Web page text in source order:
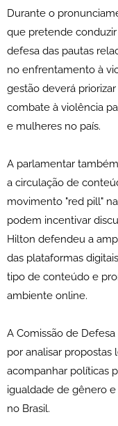
Durante o
que pretende
defesa das pautas
no enfrentamento à
gestão deverá
combate à violência
e mulheres no país.
A parlamentar
a circulação de
movimento "red pill"
podem incentivar
Hilton defendeu a
das plataformas
tipo de conteúdo e
ambiente online.
A Comissão de
por analisar propostas
acompanhar políticas
igualdade de gênero
no Brasil.